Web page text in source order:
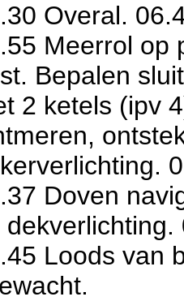
Overal.
Meerrol op
Bepalen
2 ketels (ipv
Doven
Loods van